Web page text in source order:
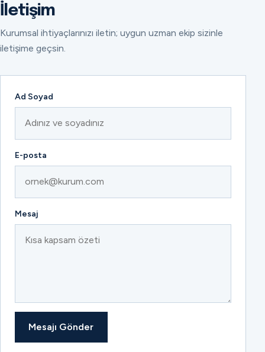
İletişim
Kurumsal ihtiyaçlarınızı iletin; uygun uzman ekip sizinle
iletişime geçsin.
Ad Soyad
E-posta
Mesaj
Mesajı Gönder